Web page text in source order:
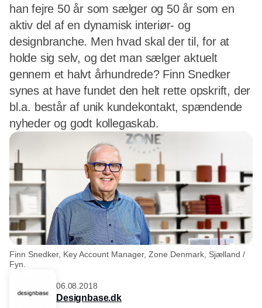
han fejre 50 år som sælger og 50 år som en
aktiv del af en dynamisk interiør- og
designbranche. Men hvad skal der til, for at
holde sig selv, og det man sælger aktuelt
gennem et halvt århundrede? Finn Snedker
synes at have fundet den helt rette opskrift, der
bl.a. består af unik kundekontakt, spændende
nyheder og godt kollegaskab.
Finn Snedker, Key Account Manager, Zone Denmark, Sjælland /
Fyn.
06.08.2018
Designbase.dk